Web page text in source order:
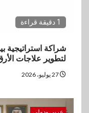
1 دقيقة قراءة
شراكة استراتيجية
لتطوير علاجات